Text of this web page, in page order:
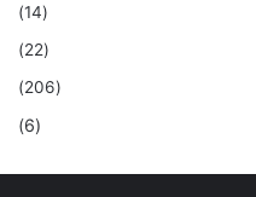
(14)
(22)
(206)
(6)